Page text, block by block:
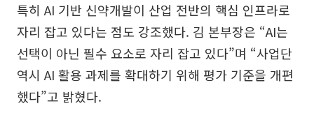
특히 AI 기반 신약개발이 산업 전반의 핵심 인프라로
자리 잡고 있다는 점도 강조했다. 김 본부장은 “AI는
선택이 아닌 필수 요소로 자리 잡고 있다”며 “사업단
역시 AI 활용 과제를 확대하기 위해 평가 기준을 개편
했다”고 밝혔다.